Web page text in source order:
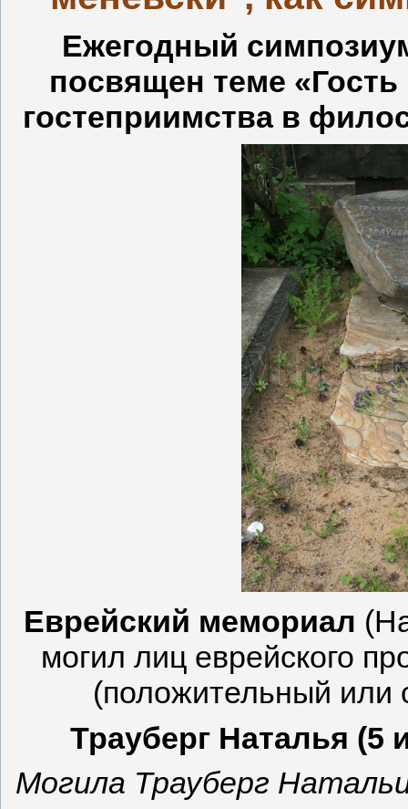
Ежегодный
посвящен теме
гостеприимства в
Еврейский мемориал
могил лиц еврейского
(положительный или
Трауберг Наталья (5
Могила Трауберг